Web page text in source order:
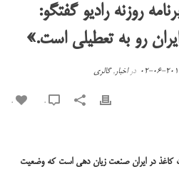
روزنه رادیو گفتگو:
رو به تعطیلی است.»
2019- دراخبار,گالری
0
کاغذ در ایران صنعت زیان دهی است که وضعیت